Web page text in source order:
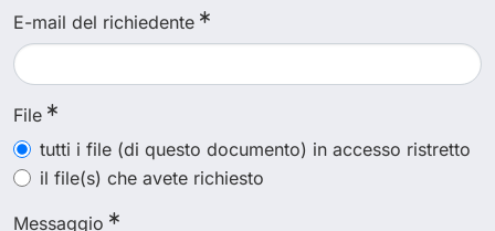
E-mail del richiedente
File
tutti i file (di questo documento) in accesso ristretto
il file(s) che avete richiesto
Messaggio